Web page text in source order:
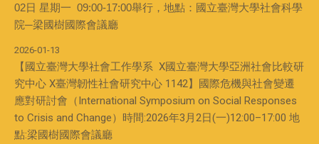
02日 星期一 09:00-17:00舉行，地點：國立臺灣大學社會科學
院─梁國樹國際會議廳
2026-01-13
【國立臺灣大學社會工作學系 X國立臺灣大學亞洲社會比較研
究中心 X臺灣韌性社會研究中心 1142】國際危機與社會變遷
應對研討會（International Symposium on Social Responses
to Crisis and Change）時間:2026年3月2日(一)12:00–17:00 地
點:梁國樹國際會議廳